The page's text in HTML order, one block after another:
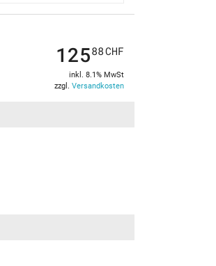
12588CHF
inkl. 8.1% MwSt
zzgl. Versandkosten